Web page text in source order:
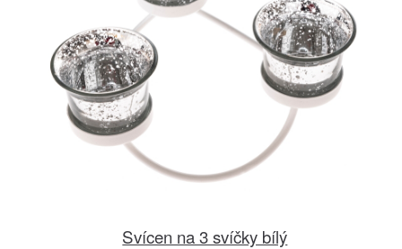
Svícen na 3 svíčky bílý